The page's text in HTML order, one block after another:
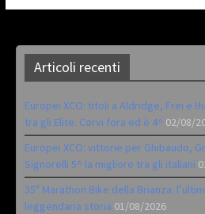
Articoli recenti
Europei XCO: titoli a Aldridge, Frei e
tra gli Elite. Corvi fora ed è 4^ 02/08/
Europei XCO: vittorie per Ghibaudo,
Signorelli 5^ la migliore tra gli italiani
35ª Marathon Bike della Brianza:
leggendaria storia 01/08/2026